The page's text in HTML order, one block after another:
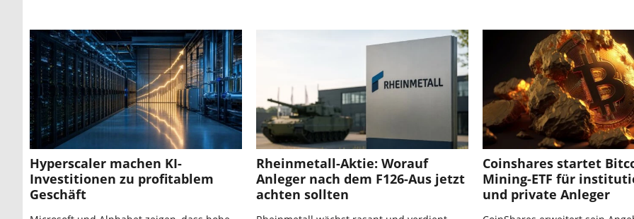
Hyperscaler machen KI-
Investitionen zu profitablem
Geschäft
Rheinmetall-Aktie: Worauf
Anleger nach dem F126-Aus jetzt
achten sollten
Coinshares startet
Mining-ETF für
und private Anleger